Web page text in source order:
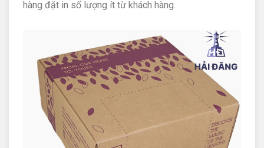
hàng đặt in số lượng ít từ khách hàng.